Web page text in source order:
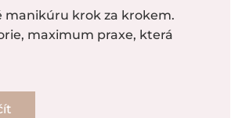
manikúru krok za krokem.
maximum praxe, která